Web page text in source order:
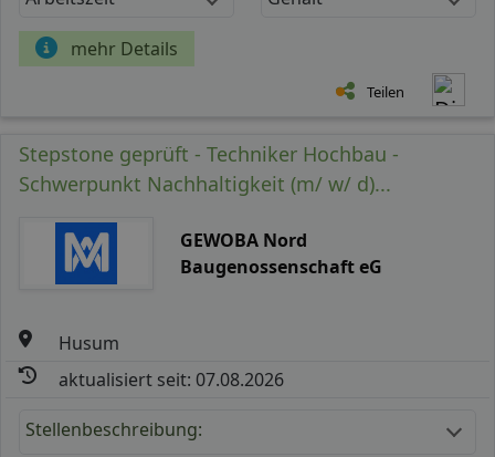
mehr Details
Teilen
Stepstone geprüft - Techniker Hochbau -
Schwerpunkt Nachhaltigkeit (m/ w/ d)...
GEWOBA Nord
Baugenossenschaft eG
Husum
aktualisiert seit: 07.08.2026
Stellenbeschreibung: